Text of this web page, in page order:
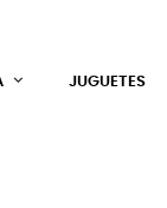
JUGUETES